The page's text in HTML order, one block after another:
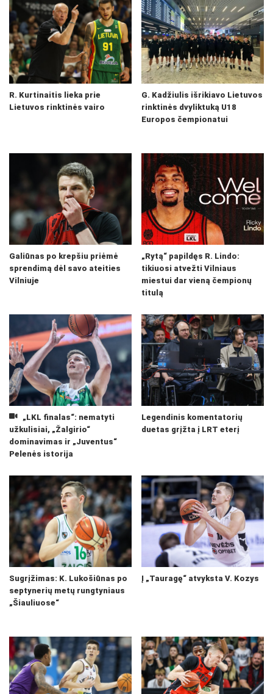
R. Kurtinaitis lieka prie
Lietuvos rinktinės vairo
G. Kadžiulis išrikiavo Lietuvos
rinktinės dvyliktuką U18
Europos čempionatui
Galiūnas po krepšiu priėmė
sprendimą dėl savo ateities
Vilniuje
„Rytą“ papildęs R. Lindo:
tikiuosi atvežti Vilniaus
miestui dar vieną čempionų
titulą
„LKL finalas“: nematyti
užkulisiai, „Žalgirio“
dominavimas ir „Juventus“
Pelenės istorija
Legendinis komentatorių
duetas grįžta į LRT eterį
Sugrįžimas: K. Lukošiūnas po
septynerių metų rungtyniaus
„Šiauliuose“
Į „Tauragę“ atvyksta V. Kozys